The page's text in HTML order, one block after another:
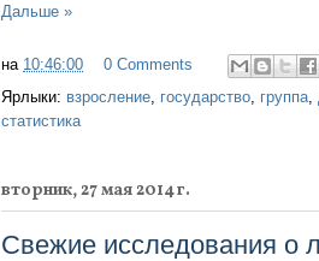
Дальше »
на 10:46:00
0 Comments
Ярлыки: взросление государство группа
статистика
вторник, 27 мая 2014 г.
Свежие исследования о